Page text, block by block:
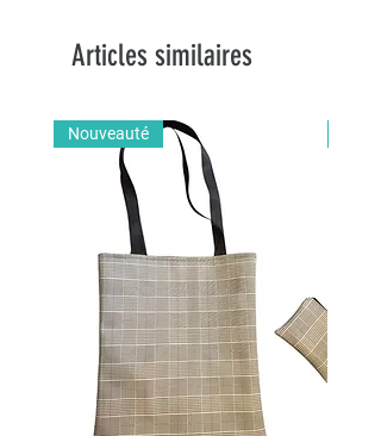
Articles similaires
Nouveauté